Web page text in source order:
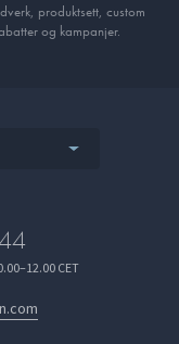
produkt­sett, custom
og kampanjer.
CET